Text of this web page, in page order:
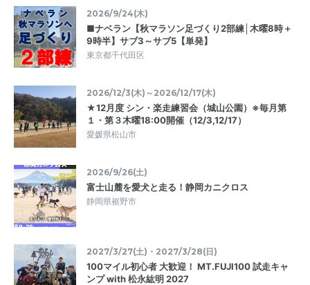
2026/9/24(木)
■ナベラン【秋マラソン足づくり2部練│木曜8時＋
9時半】サブ3～サブ5【単発】
東京都千代田区
2026/12/3(木)～2026/12/17(木)
★12月度 シン・楽走練習会（城山公園）※毎月第
１・第３木曜18:00開催（12/3,12/17）
愛媛県松山市
2026/9/26(土)
富士山麓を愛犬と走る！静岡カニクロス
静岡県裾野市
2027/3/27(土)・2027/3/28(日)
100マイル初心者 大歓迎！ MT.FUJI100 試走キャ
ンプ with 松永紘明 2027